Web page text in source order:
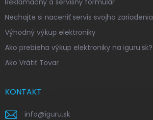
Reklamačný a servisný formulár
Nechajte si naceniť servis svojho zariadenia
Výhodný výkup elektroniky
Ako prebieha výkup elektroniky na iguru.sk?
Ako Vrátiť Tovar
KONTAKT
info@iguru.sk